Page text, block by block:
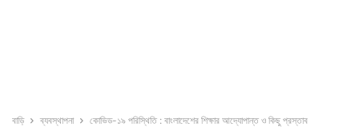
বাড়ি ব্যবস্থাপনা কোভিড-১৯ পরিস্থিতি : বাংলাদেশের শিক্ষার আদ্যোপান্ত ও কিছু প্রস্তাব